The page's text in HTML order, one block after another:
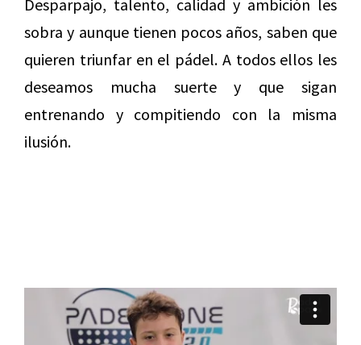
Desparpajo, talento, calidad y ambición les
sobra y aunque tienen pocos años, saben que
quieren triunfar en el pádel. A todos ellos les
deseamos mucha suerte y que sigan
entrenando y compitiendo con la misma
ilusión.